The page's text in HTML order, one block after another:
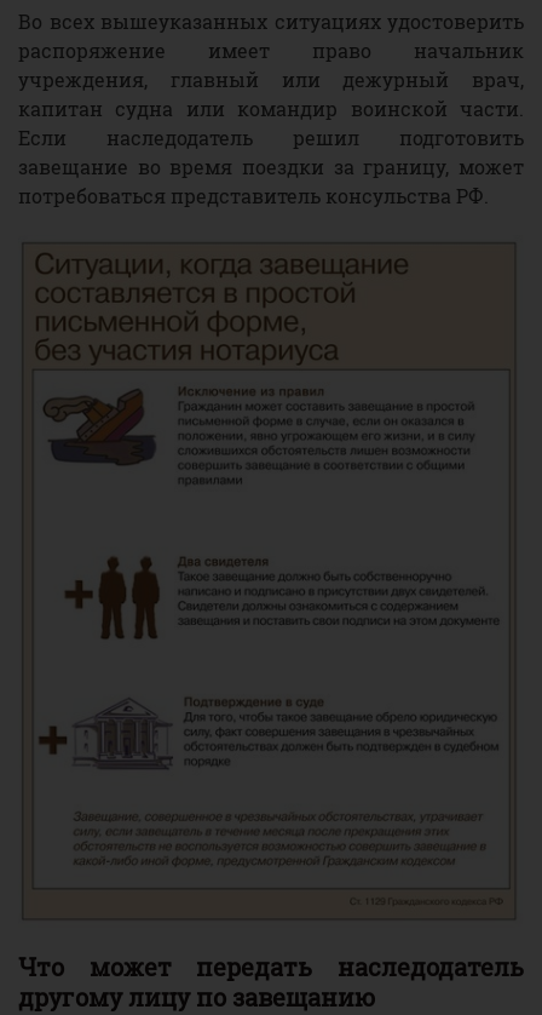
Во всех вышеуказанных ситуациях удостоверить
распоряжение имеет право начальник
учреждения, главный или дежурный врач,
капитан судна или командир воинской части.
Если наследодатель решил подготовить
завещание во время поездки за границу, может
потребоваться представитель консульства РФ.
Что может передать наследодатель
другому лицу по завещанию